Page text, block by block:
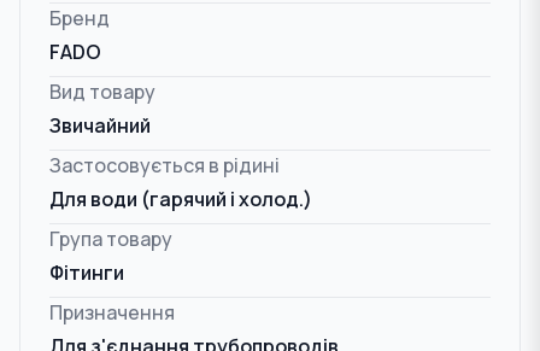
Бренд
FADO
Вид товару
Звичайний
Застосовується в рідині
Для води (гарячий і холод.)
Група товару
Фітинги
Призначення